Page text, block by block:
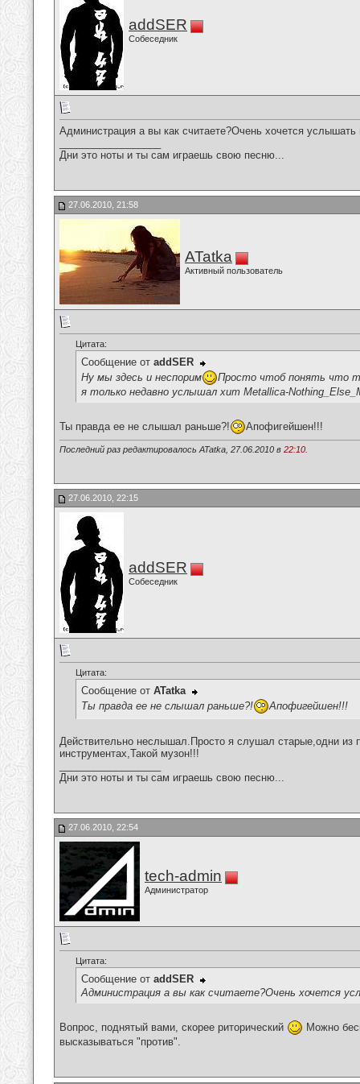
addSER
Собеседник
Администрация а вы как считаете?Очень хочется
Дни это ноты и ты сам играешь свою песню...
27.06.2010, 21:58
ATatka
Активный пользователь
Цитата:
Сообщение от addSER
Ну мы здесь и неспорим
Просто чтоб понять что
я только недавно услышал хит Metallica-
Ты правда ее не слышал раньше?! Апофигейшен!!!
Последний раз редактировалось ATatka, 27.06.2010 в 22:10
27.06.2010, 22:15
addSER
Собеседник
Цитата:
Сообщение от ATatka
Ты правда ее не слышал раньше?!
Апофигейшен!!!
Действительно неслышал.Просто я слушал старые,одни из
инструментах,Такой музон!!!
Дни это ноты и ты сам играешь свою песню...
27.06.2010, 22:54
tech-admin
Администратор
Цитата:
Сообщение от addSER
Администрация а вы как считаете?Очень хочется
Вопрос, поднятый вами, скорее риторический
Можно
высказываться "против".